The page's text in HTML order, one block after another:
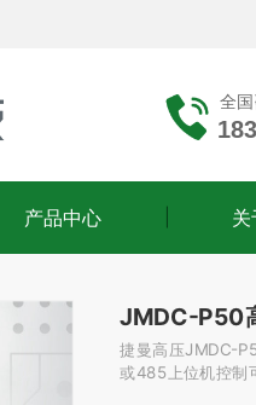
产品中心 关
全国
JMDC-P50
捷曼高压JMDC-
或485上位机控制